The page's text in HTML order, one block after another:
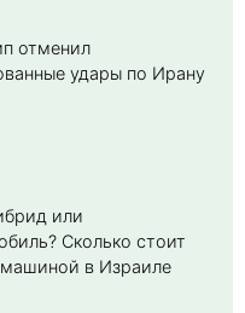
отменил
удары по Ирану
или
Cколько стоит
в Израиле